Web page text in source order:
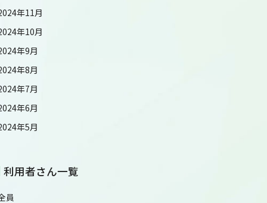
年11月
年10月
年9月
年8月
年7月
年6月
年5月
利用者さん一覧
員